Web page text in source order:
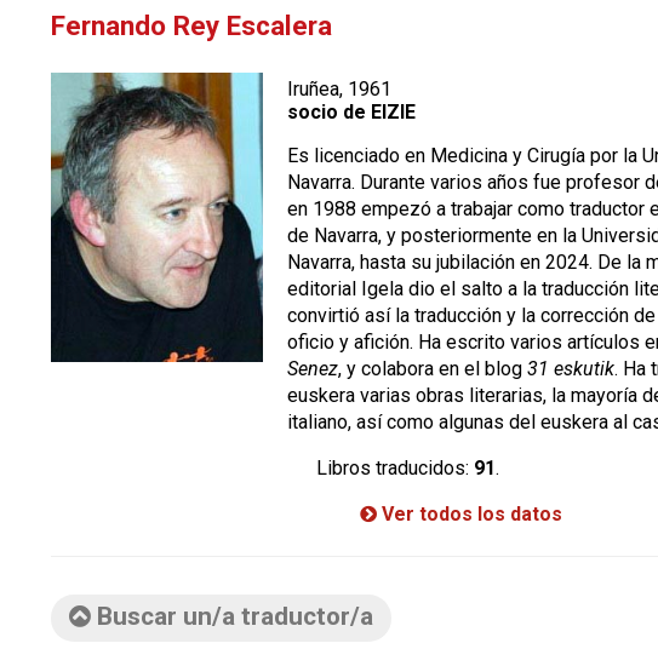
Fernando Rey Escalera
Iruñea, 1961
socio de EIZIE
Es licenciado en Medicina y Cirugía por la
Navarra. Durante varios años fue profesor
en 1988 empezó a trabajar como traductor
de Navarra, y posteriormente en la
Navarra, hasta su jubilación en 2024. De la
editorial Igela dio el salto a la traducción
convirtió así la traducción y la corrección
oficio y afición. Ha escrito varios artículos
Senez, y colabora en el blog 31 eskutik. Ha
euskera varias obras literarias, la mayoría
italiano, así como algunas del euskera al
Libros traducidos: 91.
Ver todos los datos
Buscar un/a traductor/a